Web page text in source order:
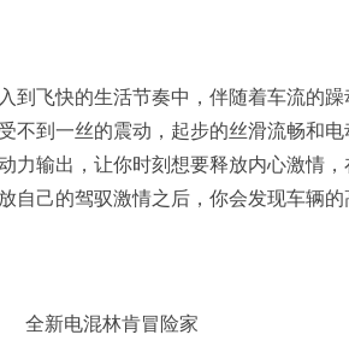
到飞快的生活节奏中，伴随着车流的
不到一丝的震动，起步的丝滑流畅和
力输出，让你时刻想要释放内心激情
自己的驾驭激情之后，你会发现车辆
全新电混林肯冒险家